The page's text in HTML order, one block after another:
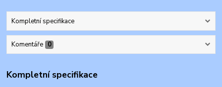
Kompletní specifikace
Komentáře 0
Kompletní specifikace